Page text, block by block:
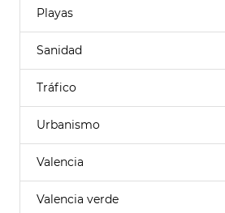
Playas
Sanidad
Tráfico
Urbanismo
Valencia
Valencia verde